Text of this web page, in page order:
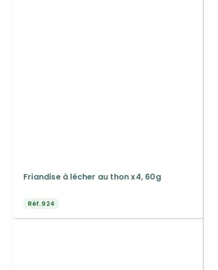
Friandise à lécher au thon x4, 60g
Réf.924